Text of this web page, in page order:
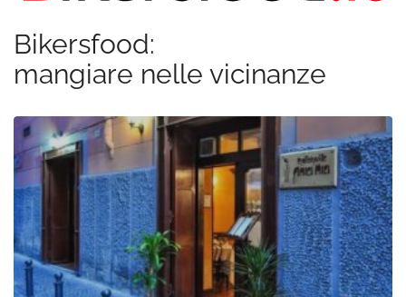
Bikersfood:
mangiare nelle vicinanze